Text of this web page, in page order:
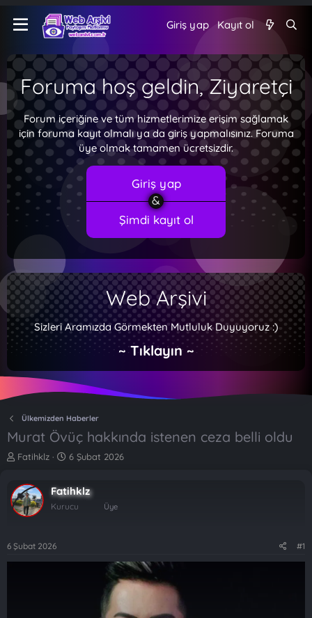
Giriş yap Kayıt ol
Foruma hoş geldin, Ziyaretçi
Forum içeriğine ve tüm hizmetlerimize erişim sağlamak
için foruma kayıt olmalı ya da giriş yapmalısınız. Foruma
üye olmak tamamen ücretsizdir.
Giriş yap
Şimdi kayıt ol
Web Arşivi
Sizleri Aramızda Görmekten Mutluluk Duyuyoruz :)
~ Tıklayın ~
Ülkemizden Haberler
Murat Övüç hakkında istenen ceza belli oldu
K
b
u
y
b
Fatihklz
B
l
a
6 Şubat 2026
Fatihklz
Kurucu Üye
6 Şubat 2026 #1